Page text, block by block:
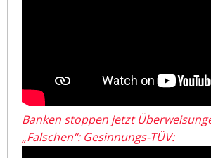
Banken stoppen jetzt
„Falschen“: Gesinnungs-TÜV: